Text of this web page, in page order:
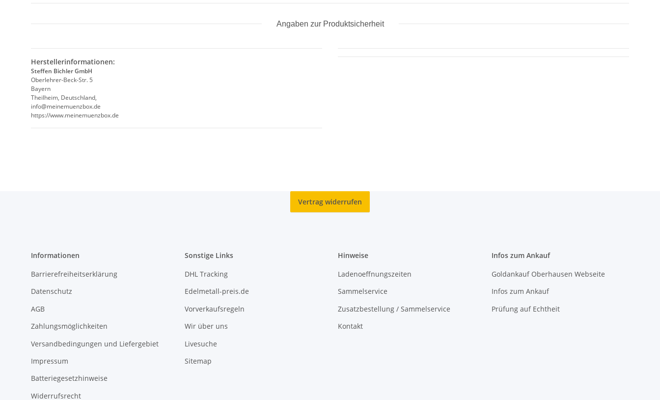
Angaben zur Produktsicherheit
Herstellerinformationen:
Steffen Bichler GmbH
Oberlehrer-Beck-Str. 5
Bayern
Theilheim, Deutschland,
info@meinemuenzbox.de
https://www.meinemuenzbox.de
Vertrag widerrufen
Informationen
Barrierefreiheitserklärung
Datenschutz
AGB
Zahlungsmöglichkeiten
Versandbedingungen und Liefergebiet
Impressum
Batteriegesetzhinweise
Widerrufsrecht
Sonstige Links
DHL Tracking
Edelmetall-preis.de
Vorverkaufsregeln
Wir über uns
Livesuche
Sitemap
Hinweise
Ladenoeffnungszeiten
Sammelservice
Zusatzbestellung / Sammelservice
Kontakt
Infos zum Ankauf
Goldankauf Oberhausen Webseite
Infos zum Ankauf
Prüfung auf Echtheit